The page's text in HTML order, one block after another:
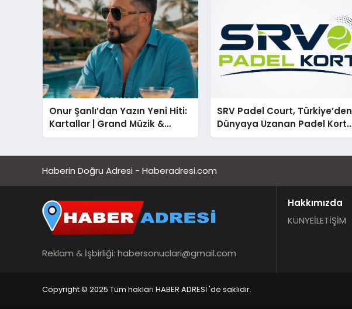
Onur Şanlı’dan Yazın Yeni Hiti:
Kartallar | Grand Müzik &
Nihat Ulaş İmzalı Yeni Şarkı
SRV Padel Court, Türkiye’den
Dünyaya Uzanan Padel Kort
Üretiminde Güvenin Adresi
Haberin Doğru Adresi - Haberadresi.com
Reklam & İşbirliği: habersonuclari@gmail.com
Hakkımızda
KÜNYEİLETİŞİM
Copyright © 2025 Tüm hakları HABER ADRESİ 'de saklıdır.